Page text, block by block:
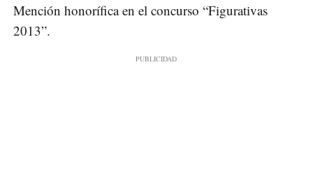
Mención honorífica en el concurso “Figurativas
2013”.